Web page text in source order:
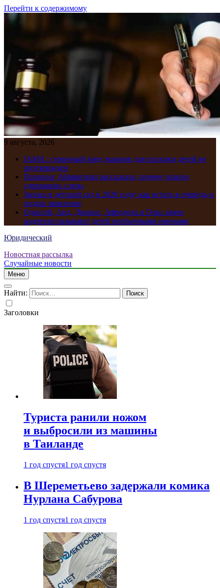
Перейти к содержимому
9 августа, 2026
JAMA : серьезный вред экранов для психики детей не
подтвержден
Психолог Абравитова рассказала, почему опасно
сдерживать слезы
Запись в детский сад в 2026 году: как встать в очередь и
подать заявление
Одиссей, Аид, Дионис, Афродита и Гера: зачем
родители называют детей необычными именами
Юридический
Новостная рассылка
Случайные новости
Меню
Найти:
Заголовки
Туриста ранили ножом
и выбросили из машины
в Таиланде
1 год спустя1 год спустя
В Шереметьево задержали комика
Нурлана Сабурова
1 год спустя1 год спустя